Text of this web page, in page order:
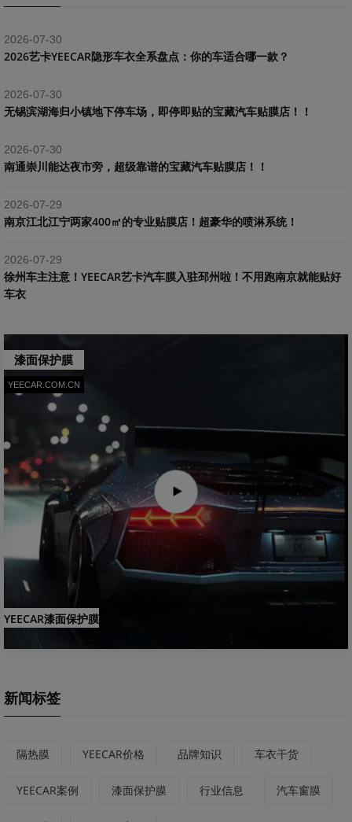
2026-07-30
2026艺卡YEECAR隐形车衣全系盘点：你的车适合哪一款？
2026-07-30
​无锡滨湖海归小镇地下停车场，即停即贴的宝藏汽车贴膜店！！
2026-07-30
南通崇川能达夜市旁，超级靠谱的宝藏汽车贴膜店！！
2026-07-29
南京江北江宁两家400㎡的专业贴膜店！超豪华的喷淋系统！
2026-07-29
​徐州车主注意！YEECAR艺卡汽车膜入驻邳州啦！不用跑南京就能贴好
车衣
漆面保护膜
YEECAR.COM.CN
YEECAR漆面保护膜
新闻标签
隔热膜 YEECAR价格 品牌知识 车衣干货
YEECAR案例 漆面保护膜 行业信息 汽车窗膜